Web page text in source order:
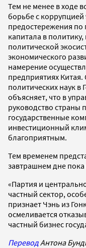
Тем не менее в ходе
борьбе с коррупцией
предостережения
капитала в
политической
экономического
намерение
предприятиях
политических наук
объясняет, что в
руководство страны
государственные
инвестиционный
благоприятным.
Тем временем
завтрашнем дне
«Партия и
частный сектор,
признает Чэнь из
осмеливается
частный бизнес
ПереводАнтона